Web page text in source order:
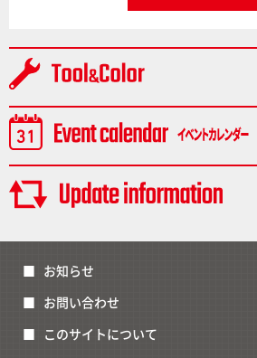
お知らせ
お問い合わせ
このサイトについて